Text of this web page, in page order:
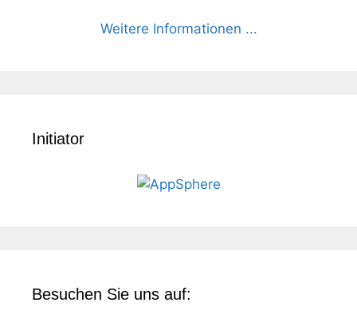
Weitere Informationen ...
Initiator
Besuchen Sie uns auf: